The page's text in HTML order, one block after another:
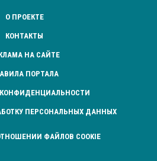
О ПРОЕКТЕ
КОНТАКТЫ
НА САЙТЕ
ПОРТАЛА
ПЕРСОНАЛЬНЫХ ДАННЫХ
ФАЙЛОВ COOKIE